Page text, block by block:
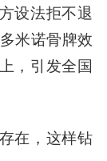
设法拒不退
米诺骨牌效
，引发全国
在，这样钻